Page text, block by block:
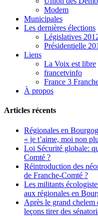
Modem
Municipales
Les dernières élections
Législatives
Présidentielle
Liens
La Voix est libre
francetvinfo
France 3
À propos
Articles récents
Régionales en
« je t’aime, moi non
Loi Sécurité globale:
Comté ?
Réintroduction des
de Franche-Comté ?
Les militants
aux régionales en
Après le grand chelem
leçons tirer des